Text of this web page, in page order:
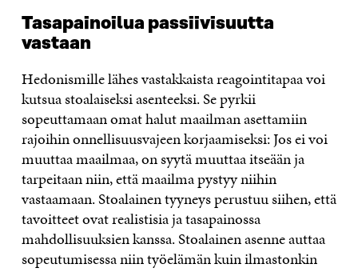
Tasapainoilua passiivisuutta
vastaan
Hedonismille lähes vastakkaista reagointitapaa voi
kutsua stoalaiseksi asenteeksi. Se pyrkii
sopeuttamaan omat halut maailman asettamiin
rajoihin onnellisuusvajeen korjaamiseksi: Jos ei voi
muuttaa maailmaa, on syytä muuttaa itseään ja
tarpeitaan niin, että maailma pystyy niihin
vastaamaan. Stoalainen tyyneys perustuu siihen, että
tavoitteet ovat realistisia ja tasapainossa
mahdollisuuksien kanssa. Stoalainen asenne auttaa
sopeutumisessa niin työelämän kuin ilmastonkin